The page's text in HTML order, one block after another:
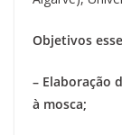
Objetivos
– Elaboração
à mosca;